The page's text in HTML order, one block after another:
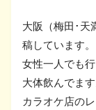
大阪（梅田･天
稿しています。
女性一人でも
大体飲んでます
カラオケ店の